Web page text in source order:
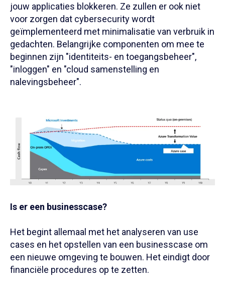
jouw applicaties blokkeren. Ze zullen er ook niet
voor zorgen dat cybersecurity wordt
geïmplementeerd met minimalisatie van verbruik in
gedachten. Belangrijke componenten om mee te
beginnen zijn "identiteits- en toegangsbeheer",
"inloggen" en "cloud samenstelling en
nalevingsbeheer".
Is er een businesscase?
Het begint allemaal met het analyseren van use
cases en het opstellen van een businesscase om
een nieuwe omgeving te bouwen. Het eindigt door
financiële procedures op te zetten.